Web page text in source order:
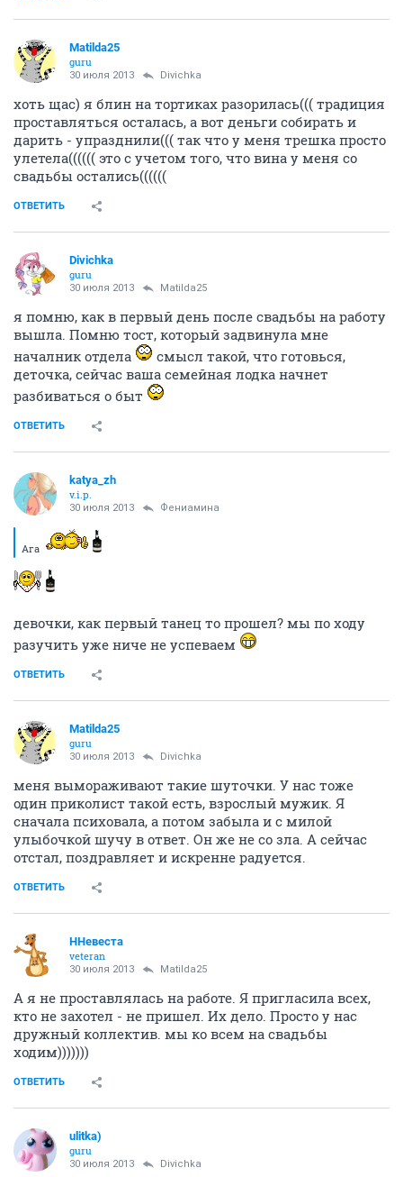
Matilda25
guru
30 июля 2013 Divichka
хоть щас) я блин на тортиках разорилась((( традиция
проставляться осталась, а вот деньги собирать и
дарить - упразднили((( так что у меня трешка просто
улетела(((((( это с учетом того, что вина у меня со
свадьбы остались((((((
ОТВЕТИТЬ
Divichka
guru
30 июля 2013 Matilda25
я помню, как в первый день после свадьбы на работу
вышла. Помню тост, который задвинула мне
началник отдела
смысл такой, что готовься,
деточка, сейчас ваша семейная лодка начнет
разбиваться о быт
ОТВЕТИТЬ
katya_zh
v.i.p.
30 июля 2013 Фениамина
Ага
девочки, как первый танец то прошел? мы по ходу
разучить уже ниче не успеваем
ОТВЕТИТЬ
Matilda25
guru
30 июля 2013 Divichka
меня вымораживают такие шуточки. У нас тоже
один приколист такой есть, взрослый мужик. Я
сначала психовала, а потом забыла и с милой
улыбочкой шучу в ответ. Он же не со зла. А сейчас
отстал, поздравляет и искренне радуется.
ОТВЕТИТЬ
ННевеста
veteran
30 июля 2013 Matilda25
А я не проставлялась на работе. Я пригласила всех,
кто не захотел - не пришел. Их дело. Просто у нас
дружный коллектив. мы ко всем на свадьбы
ходим)))))))
ОТВЕТИТЬ
ulitka)
guru
30 июля 2013 Divichka